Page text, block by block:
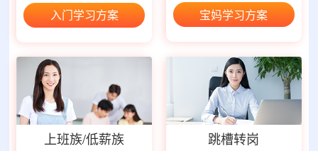
入门学习方案 宝妈学习方案
上班族/低薪族 跳槽转岗